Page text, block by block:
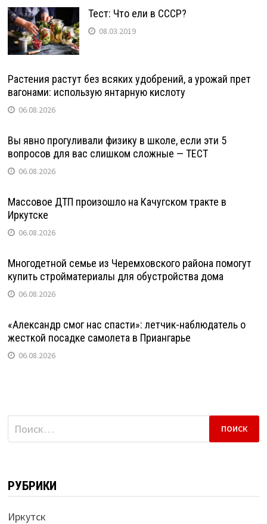
Тест: Что ели в СССР?
08.03.2019
Растения растут без всяких удобрений, а урожай прет
вагонами: использую янтарную кислоту
06.08.2026
Вы явно прогуливали физику в школе, если эти 5
вопросов для вас слишком сложные — ТЕСТ
06.08.2026
Массовое ДТП произошло на Качугском тракте в
Иркутске
06.08.2026
Многодетной семье из Черемховского района помогут
купить стройматериалы для обустройства дома
06.08.2026
«Александр смог нас спасти»: летчик-наблюдатель о
жесткой посадке самолета в Приангарье
06.08.2026
Найти:
РУБРИКИ
Иркутск